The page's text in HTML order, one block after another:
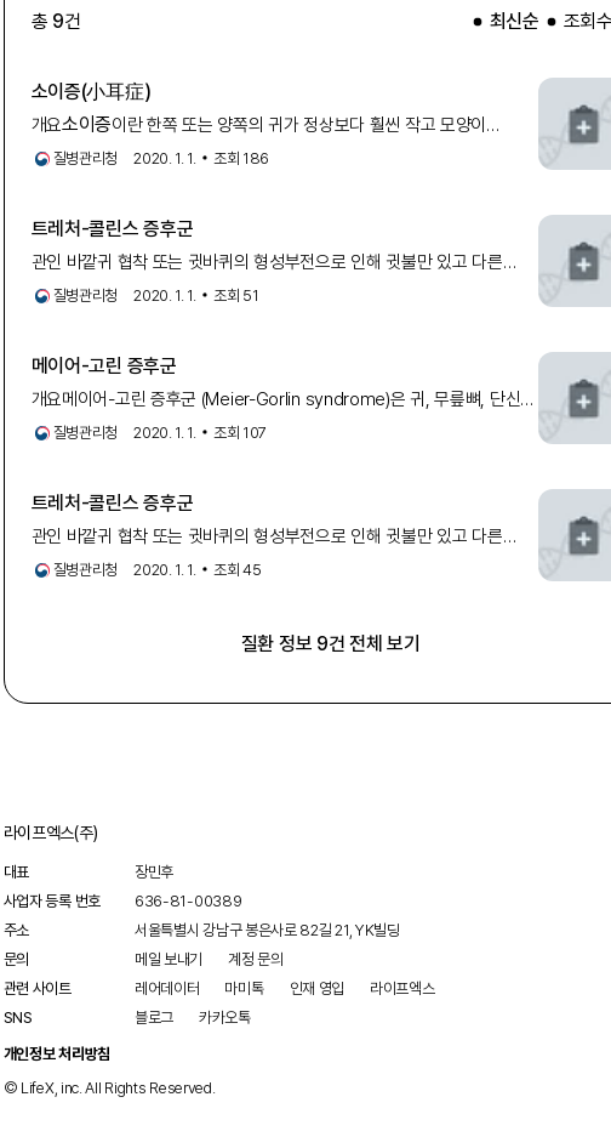
총 9건 최신순 조회
소이증(小耳症)
개요소이증이란 한쪽 또는 양쪽의 귀가 정상보다 훨씬 작고 모양이
변형되어 있는 기형을 말합니다.안면이 생기는 과정 중
질병관리청 2020. 1. 1. 조회 186
트레처-콜린스 증후군
관인 바깥귀 협착 또는 귓바퀴의 형성부전으로 인해 귓불만 있고 다른
부분은 거의 없는 상태인 작은 귀증 (
질병관리청 2020. 1. 1. 조회 51
메이어-고린 증후군
개요메이어-고린 증후군 (Meier-Gorlin syndrome)은 귀, 무릎뼈, 단신
증후군이라고 불리며소이증, 슬개골 결여, 저신장을 특징적으로 보이는
질병관리청 2020. 1. 1. 조회 107
트레처-콜린스 증후군
관인 바깥귀 협착 또는 귓바퀴의 형성부전으로 인해 귓불만 있고 다른
부분은 거의 없는 상태인 작은 귀증 (
질병관리청 2020. 1. 1. 조회 45
질환 정보 9건 전체 보기
라이프엑스(주)
대표
장민후
사업자 등록 번호
636-81-00389
주소
서울특별시 강남구 봉은사로 82길 21, YK빌딩
문의
메일 보내기
계정 문의
관련 사이트
레어데이터 마미톡 인재 영입
라이프엑스
SNS
블로그
카카오톡
개인정보 처리방침
© LifeX, inc. All Rights Reserved.